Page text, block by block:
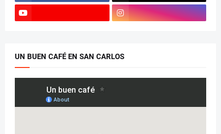
UN BUEN CAFÉ EN SAN CARLOS